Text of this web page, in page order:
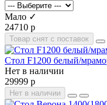
Мало ✓
24710 р
Товар снят с поставок
Стол F1200 белый/
Нет в наличии
29999 р
Нет в наличии